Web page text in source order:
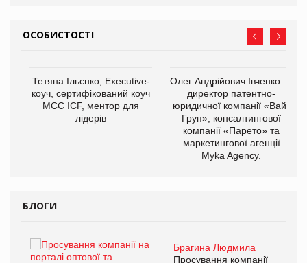
ОСОБИСТОСТІ
Тетяна Ільєнко, Executive-
коуч, сертифікований коуч
МСС ICF, ментор для
лідерів
Олег Андрійович Івченко —
директор патентно-
юридичної компанії «Вайз
Груп», консалтингової
компанії «Парето» та
маркетингової агенції
Myka Agency.
БЛОГИ
Брагина Людмила
Просування компанії